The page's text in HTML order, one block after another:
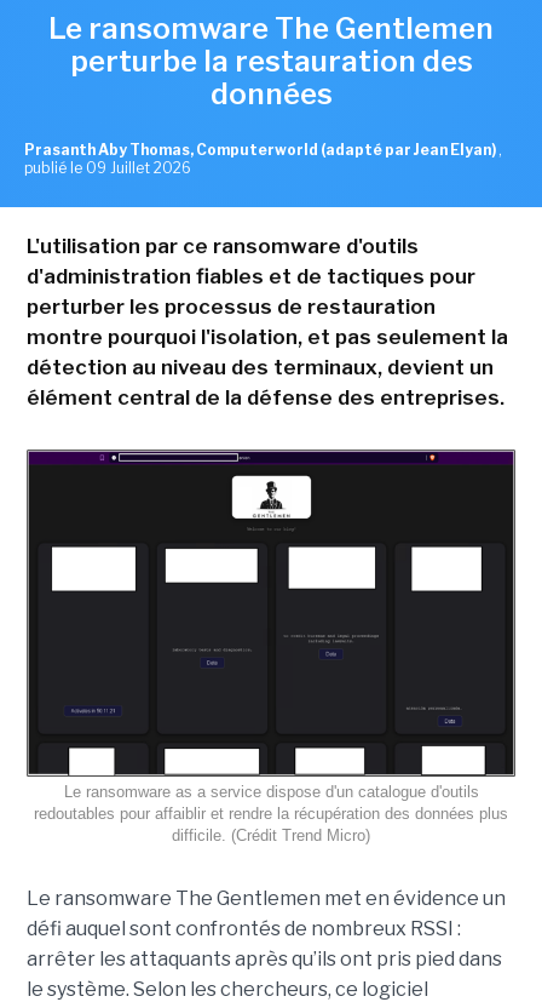
Le ransomware The Gentlemen
perturbe la restauration des
données
Prasanth Aby Thomas, Computerworld (adapté par Jean Elyan) ,
publié le 09 Juillet 2026
L'utilisation par ce ransomware d'outils
d'administration fiables et de tactiques pour
perturber les processus de restauration
montre pourquoi l'isolation, et pas seulement la
détection au niveau des terminaux, devient un
élément central de la défense des entreprises.
Le ransomware as a service dispose d'un catalogue d'outils
redoutables pour affaiblir et rendre la récupération des données plus
difficile. (Crédit Trend Micro)
Le ransomware The Gentlemen met en évidence un
défi auquel sont confrontés de nombreux RSSI :
arrêter les attaquants après qu’ils ont pris pied dans
le système. Selon les chercheurs, ce logiciel